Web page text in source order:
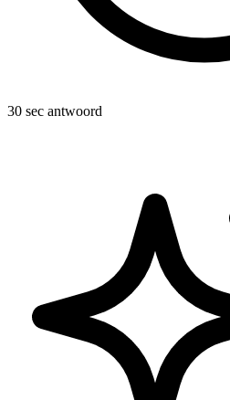
30 sec antwoord